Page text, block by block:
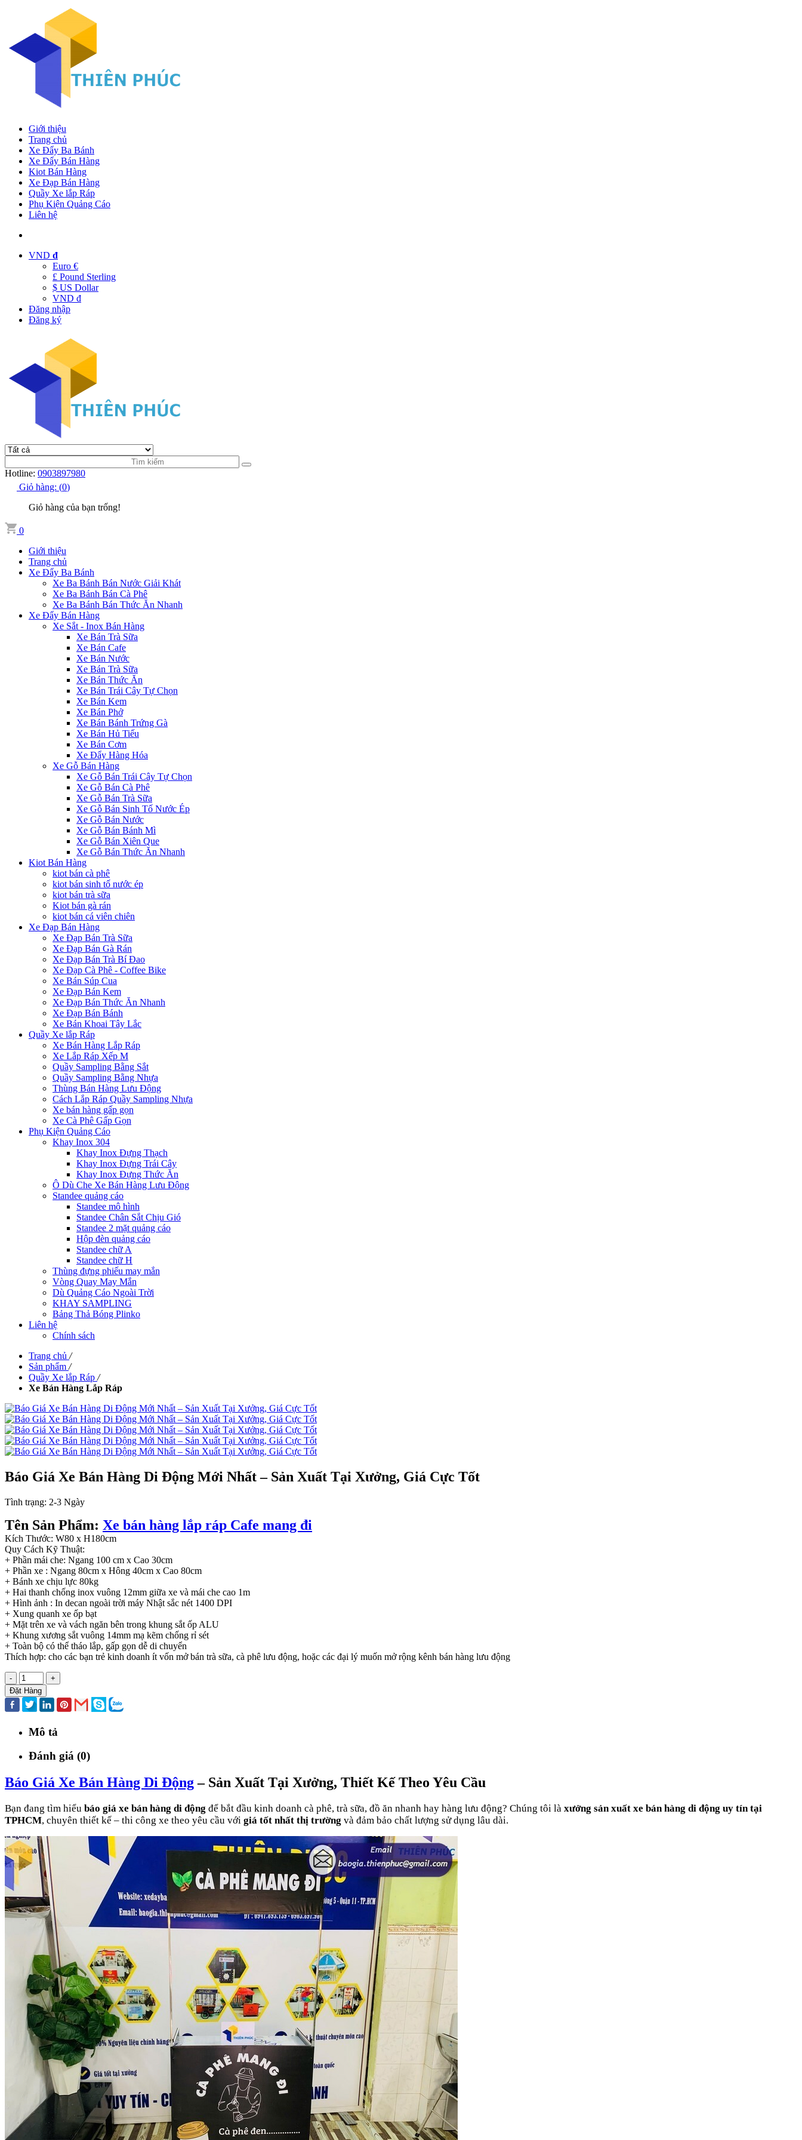
Giới thiệu
Trang chủ
Xe Đẩy Ba Bánh
Xe Đẩy Bán Hàng
Kiot Bán Hàng
Xe Đạp Bán Hàng
Quầy Xe lắp Ráp
Phụ Kiện Quảng Cáo
Liên hệ
VND đ
Euro €
£ Pound Sterling
$ US Dollar
VND đ
Đăng nhập
Đăng ký
Hotline: 0903897980
Giỏ hàng: (0)
Giỏ hàng của bạn trống!
0
Giới thiệu
Trang chủ
Xe Đẩy Ba Bánh
Xe Ba Bánh Bán Nước Giải Khát
Xe Ba Bánh Bán Cà Phê
Xe Ba Bánh Bán Thức Ăn Nhanh
Xe Đẩy Bán Hàng
Xe Sắt - Inox Bán Hàng
Xe Bán Trà Sữa
Xe Bán Cafe
Xe Bán Nước
Xe Bán Trà Sữa
Xe Bán Thức Ăn
Xe Bán Trái Cây Tự Chọn
Xe Bán Kem
Xe Bán Phở
Xe Bán Bánh Trứng Gà
Xe Bán Hủ Tiếu
Xe Bán Cơm
Xe Đẩy Hàng Hóa
Xe Gỗ Bán Hàng
Xe Gỗ Bán Trái Cây Tự Chọn
Xe Gỗ Bán Cà Phê
Xe Gỗ Bán Trà Sữa
Xe Gỗ Bán Sinh Tố Nước Ép
Xe Gỗ Bán Nước
Xe Gỗ Bán Bánh Mì
Xe Gỗ Bán Xiên Que
Xe Gỗ Bán Thức Ăn Nhanh
Kiot Bán Hàng
kiot bán cà phê
kiot bán sinh tố nước ép
kiot bán trà sữa
Kiot bán gà rán
kiot bán cá viên chiên
Xe Đạp Bán Hàng
Xe Đạp Bán Trà Sữa
Xe Đạp Bán Gà Rán
Xe Đạp Bán Trà Bí Đao
Xe Đạp Cà Phê - Coffee Bike
Xe Bán Súp Cua
Xe Đạp Bán Kem
Xe Đạp Bán Thức Ăn Nhanh
Xe Đạp Bán Bánh
Xe Bán Khoai Tây Lắc
Quầy Xe lắp Ráp
Xe Bán Hàng Lắp Ráp
Xe Lắp Ráp Xếp M
Quầy Sampling Bằng Sắt
Quầy Sampling Bằng Nhựa
Thùng Bán Hàng Lưu Động
Cách Lắp Ráp Quầy Sampling Nhựa
Xe bán hàng gấp gọn
Xe Cà Phê Gấp Gọn
Phụ Kiện Quảng Cáo
Khay Inox 304
Khay Inox Đựng Thạch
Khay Inox Đựng Trái Cây
Khay Inox Đựng Thức Ăn
Ô Dù Che Xe Bán Hàng Lưu Động
Standee quảng cáo
Standee mô hình
Standee Chân Sắt Chịu Gió
Standee 2 mặt quảng cáo
Hộp đèn quảng cáo
Standee chữ A
Standee chữ H
Thùng đựng phiếu may mắn
Vòng Quay May Mắn
Dù Quảng Cáo Ngoài Trời
KHAY SAMPLING
Bảng Thả Bóng Plinko
Liên hệ
Chính sách
Trang chủ /
Sản phẩm /
Quầy Xe lắp Ráp /
Xe Bán Hàng Lắp Ráp
Báo Giá Xe Bán Hàng Di Động Mới Nhất – Sản Xuất Tại Xưởng, Giá Cực Tốt
Tình trạng: 2-3 Ngày
Tên Sản Phẩm: Xe bán hàng lắp ráp Cafe mang đi
Kích Thước: W80 x H180cm
Quy Cách Kỹ Thuật:
+ Phần mái che: Ngang 100 cm x Cao 30cm
+ Phần xe : Ngang 80cm x Hông 40cm x Cao 80cm
+ Bánh xe chịu lực 80kg
+ Hai thanh chống inox vuông 12mm giữa xe và mái che cao 1m
+ Hình ảnh : In decan ngoài trời máy Nhật sắc nét 1400 DPI
+ Xung quanh xe ốp bạt
+ Mặt trên xe và vách ngăn bên trong khung sắt ốp ALU
+ Khung xương sắt vuông 14mm mạ kẽm chống rỉ sét
+ Toàn bộ có thể tháo lắp, gấp gọn dễ di chuyển
Thích hợp: cho các bạn trẻ kinh doanh ít vốn mở bán trà sữa, cà phê lưu động, hoặc các đại lý muốn mở rộng kênh bán hàng lưu động
-
+
Đặt Hàng
Mô tả
Đánh giá (0)
Báo Giá Xe Bán Hàng Di Động– Sản Xuất Tại Xưởng, Thiết Kế Theo Yêu Cầu
Bạn đang tìm hiểu báo giá xe bán hàng di động để bắt đầu kinh doanh cà phê, trà sữa, đồ ăn nhanh hay hàng lưu động? Chúng tôi là xưởng sản xuất xe bán hàng di động uy tín tại
TPHCM, chuyên thiết kế – thi công xe theo yêu cầu với giá tốt nhất thị trường và đảm bảo chất lượng sử dụng lâu dài.